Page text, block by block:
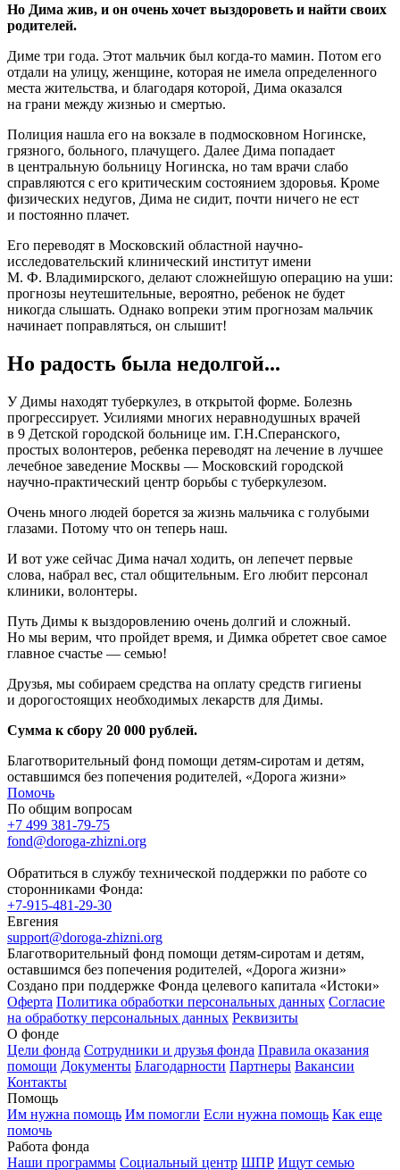
Но Дима жив, и он очень хочет выздороветь и найти своих
родителей.
Диме три года. Этот мальчик был когда-то мамин. Потом его
отдали на улицу, женщине, которая не имела определенного
места жительства, и благодаря которой, Дима оказался
на грани между жизнью и смертью.
Полиция нашла его на вокзале в подмосковном Ногинске,
грязного, больного, плачущего. Далее Дима попадает
в центральную больницу Ногинска, но там врачи слабо
справляются с его критическим состоянием здоровья. Кроме
физических недугов, Дима не сидит, почти ничего не ест
и постоянно плачет.
Его переводят в Московский областной научно-
исследовательский клинический институт имени
М. Ф. Владимирского, делают сложнейшую операцию на уши:
прогнозы неутешительные, вероятно, ребенок не будет
никогда слышать. Однако вопреки этим прогнозам мальчик
начинает поправляться, он слышит!
Но радость была недолгой...
У Димы находят туберкулез, в открытой форме. Болезнь
прогрессирует. Усилиями многих неравнодушных врачей
в 9 Детской городской больнице им. Г.Н.Сперанского,
простых волонтеров, ребенка переводят на лечение в лучшее
лечебное заведение Москвы — Московский городской
научно-практический центр борьбы с туберкулезом.
Очень много людей борется за жизнь мальчика с голубыми
глазами. Потому что он теперь наш.
И вот уже сейчас Дима начал ходить, он лепечет первые
слова, набрал вес, стал общительным. Его любит персонал
клиники, волонтеры.
Путь Димы к выздоровлению очень долгий и сложный.
Но мы верим, что пройдет время, и Димка обретет свое самое
главное счастье — семью!
Друзья, мы собираем средства на оплату средств гигиены
и дорогостоящих необходимых лекарств для Димы.
Сумма к сбору 20 000 рублей.
Благотворительный фонд помощи детям-сиротам и детям,
оставшимся без попечения родителей, «Дорога жизни»
Помочь
По общим вопросам
+7 499 381-79-75
fond@doroga-zhizni.org
Обратиться в службу технической поддержки по работе со
сторонниками Фонда:
+7-915-481-29-30
Евгения
support@doroga-zhizni.org
Благотворительный фонд помощи детям-сиротам и детям,
оставшимся без попечения родителей, «Дорога жизни»
Создано при поддержке Фонда целевого капитала «Истоки»
Оферта Политика обработки персональных данных Согласие
на обработку персональных данных Реквизиты
О фонде
Цели фонда Сотрудники и друзья фонда Правила оказания
помощи Документы Благодарности Партнеры Вакансии
Контакты
Помощь
Им нужна помощь Им помогли Если нужна помощь Как еще
помочь
Работа фонда
Наши программы Социальный центр ШПР Ищут семью